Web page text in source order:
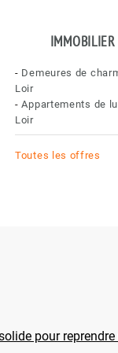
- Demeures de
Loir
-Appartements de
Loir
Toutes les offres
pour reprendre